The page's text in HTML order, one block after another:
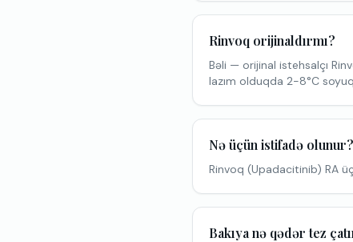
Rinvoq orijinaldırmı?
Bəli — orijinal istehsalçı
lazım olduqda 2-8°C
Nə üçün istifadə olunur?
Rinvoq (Upadacitinib) RA
Bakıya nə qədər tez